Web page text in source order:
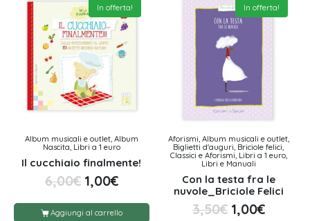
In offerta!
Album musicali e outlet, Album
Nascita, Libri a 1 euro
Il cucchiaio finalmente!
6,00€ 1,00€
Aggiungi al carrello
In offerta!
Aforismi, Album musicali e outlet,
Biglietti d'auguri, Briciole felici,
Classici e Aforismi, Libri a 1 euro,
Libri e Manuali
Con la testa fra le
nuvole_Briciole Felici
3,50€ 1,00€